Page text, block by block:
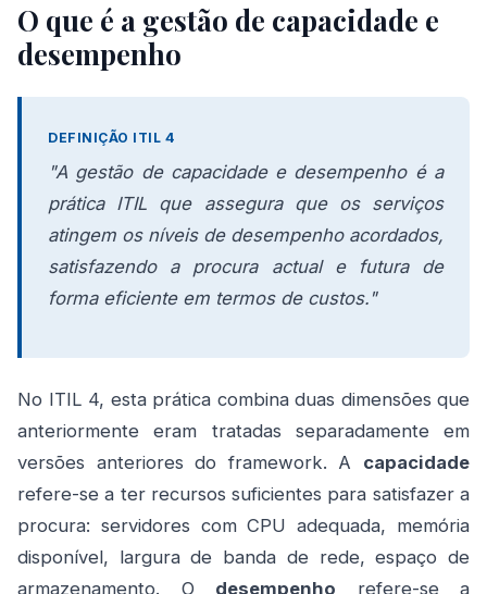
O que é a gestão de capacidade e
desempenho
DEFINIÇÃO ITIL 4
"A gestão de capacidade e desempenho é a
prática ITIL que assegura que os serviços
atingem os níveis de desempenho acordados,
satisfazendo a procura actual e futura de
forma eficiente em termos de custos."
No ITIL 4, esta prática combina duas dimensões que
anteriormente eram tratadas separadamente em
versões anteriores do framework. A capacidade
refere-se a ter recursos suficientes para satisfazer a
procura: servidores com CPU adequada, memória
disponível, largura de banda de rede, espaço de
armazenamento. O desempenho refere-se a